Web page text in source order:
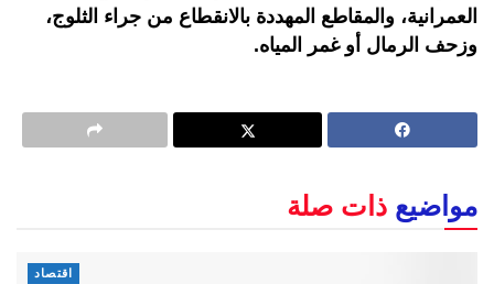
العمرانية، والمقاطع المهددة بالانقطاع من جراء الثلوج،
وزحف الرمال أو غمر المياه.
مواضيع ذات صلة
اقتصاد